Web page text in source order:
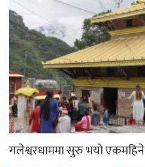
गलेश्वरधाममा सुरु भयो एकमहिने